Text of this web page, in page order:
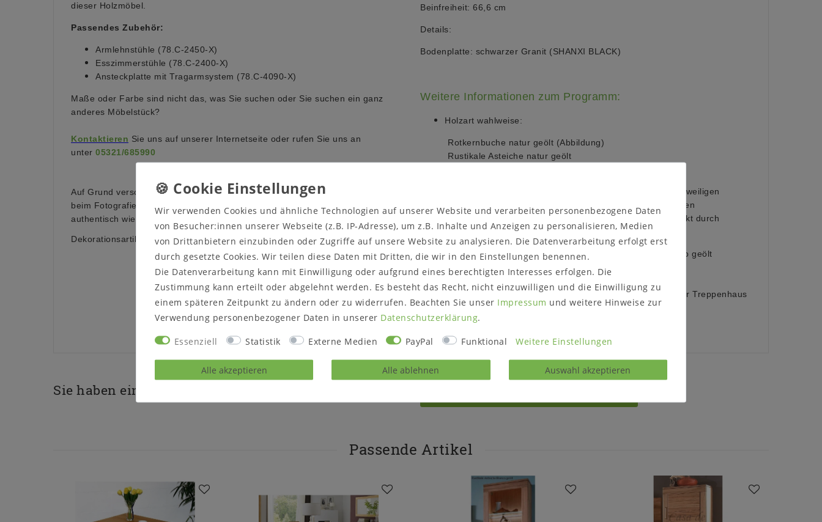
dieser Holzmöbel.
Passendes Zubehör:
Armlehnstühle (78.C-2450-X)
Esszimmerstühle (78.C-2400-X)
Ansteckplatte mit Tragarmsystem (78.C-4090-X)
Maße oder Farbe sind nicht das, was Sie suchen oder Sie suchen ein ganz
anderes Möbelstück?
Kontaktieren Sie uns auf unserer Internetseite oder rufen Sie uns an
unter 05321/685990
Auf Grund verschiedener Bildschirmeinstellungen sowie der Lichtverhältnisse
beim Fotografieren kann es dazu führen, dass die Farbe des Artikels nicht
authentisch wiedergegeben wird.
Dekorationsartikel sind nicht im Lieferumfang enthalten.
Beinfreiheit: 66,6 cm
Details:
Bodenplatte: schwarzer Granit (SHANXI BLACK)
Weitere Informationen zum Programm:
Holzart wahlweise:
Rotkernbuche natur geölt (Abbildung)
Rustikale Asteiche natur geölt
Massivholz ist ein organisches Material, das sich an die jeweiligen
Umgebungsbedingungen anpasst. Im Laufe der Zeit können
Farbveränderungen und Rissbildungen entstehen, verstärkt durch
Sonneneinstrahlung oder starke Lichtquellen.
Oberfläche wahlweise:natur geölt (Abbildung) oder bianco geölt
Lieferzustand:
montiert
Prüfen Sie vor dem Bestellen, ob das Möbelstück durch Ihr Treppenhaus
/ Zugänge passt.
Sie haben eine Frage zu diesem Produkt?
Passende Artikel
Wir verwenden Cookies und ähnliche Technologien auf unserer Website und verarbeiten personenbezogene Daten
von Besucher:innen unserer Webseite (z.B. IP-Adresse), um z.B. Inhalte und Anzeigen zu personalisieren, Medien
von Drittanbietern einzubinden oder Zugriffe auf unsere Website zu analysieren. Die Datenverarbeitung erfolgt erst
durch gesetzte Cookies. Wir teilen diese Daten mit Dritten, die wir in den Einstellungen benennen.
Die Datenverarbeitung kann mit Einwilligung oder aufgrund eines berechtigten Interesses erfolgen. Die
Zustimmung kann erteilt oder abgelehnt werden. Es besteht das Recht, nicht einzuwilligen und die Einwilligung zu
einem späteren Zeitpunkt zu ändern oder zu widerrufen. Beachten Sie unser Impressum und weitere Hinweise zur
Verwendung personenbezogener Daten in unserer Daten­schutz­erklärung.
Essenziell Statistik Externe Medien PayPal Funktional Weitere Einstellungen
Alle akzeptieren Alle ablehnen Auswahl akzeptieren